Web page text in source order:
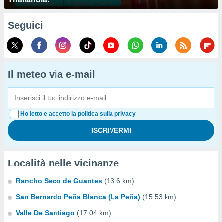
Seguici
Il meteo via e-mail
Ho letto e accetto la politica sulla privacy
Località nelle vicinanze
Rancho Seco de Guantes (13.6 km)
San Bernardo Peña Blanca (La Peña) (15.53 km)
Valle De Santiago (17.04 km)